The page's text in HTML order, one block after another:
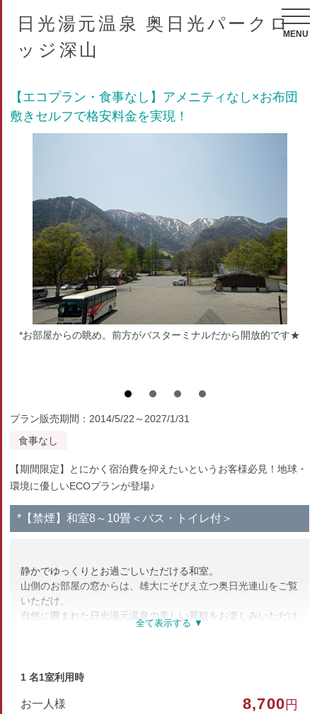
日光湯元温泉 奥日光パークロ
ッジ深山
MENU
【エコプラン・食事なし】アメニティなし×お布団
敷きセルフで格安料金を実現！
*お部屋からの眺め。前方がバスターミナルだから開放的です★
プラン販売期間：2014/5/22～2027/1/31
食事なし
【期間限定】とにかく宿泊費を抑えたいというお客様必見！地球・
環境に優しいECOプランが登場♪
*【禁煙】和室8～10畳＜バス・トイレ付＞
静かでゆっくりとお過ごしいただける和室。
山側のお部屋の窓からは、雄大にそびえ立つ奥日光連山をご覧
いただけ、
自然に囲まれた日光湯元温泉の美しい景観をお楽しみいただけ
◆ロビーにてWi-Fi接続可能
ご移動は階段にてお願いしております。
1 名1室利用時
お一人様 8,700 円